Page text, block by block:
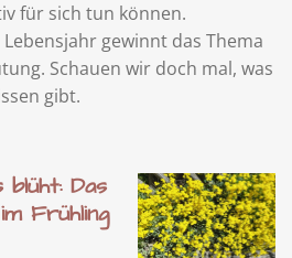
für sich tun können.
gewinnt das Thema
Schauen wir doch mal, was
gibt.
blüht: Das
Frühling